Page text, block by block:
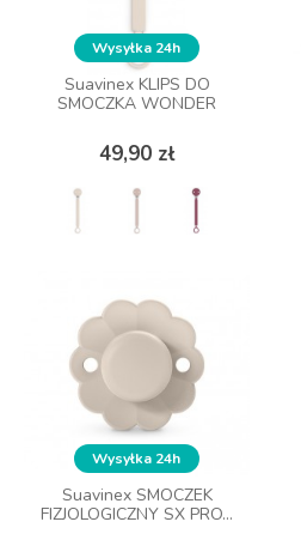
Wysyłka 24h
Suavinex KLIPS DO
SMOCZKA WONDER
49,90 zł
Cena
Wysyłka 24h
Suavinex KLIPS DO
SMOCZKA WONDER
49,90 zł
Cena
Wysyłka 24h
Suavinex SMOCZEK
FIZJOLOGICZNY SX PRO...
Wysyłka 24h
Suavinex SMOCZEK
FIZJOLOGICZNY SX PRO...